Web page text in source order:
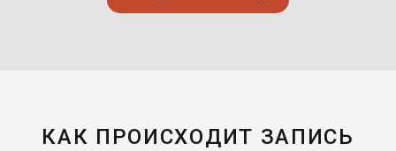
КАК ПРОИСХОДИТ ЗАПИСЬ